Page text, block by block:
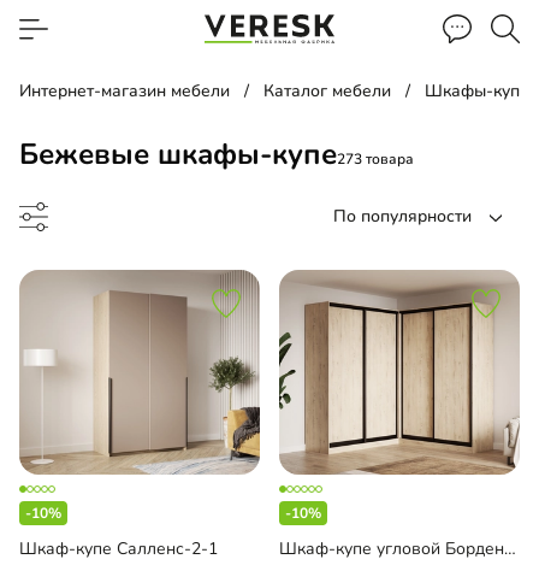
Интернет-магазин мебели Каталог мебели Шкафы-купе
Бежевые шкафы-купе273 товара
По популярности
купе угловой
встроенный
-10%
Шкаф-купе Салленс-2-1
-10%
Шкаф-купе угловой Борден-6-6 2200